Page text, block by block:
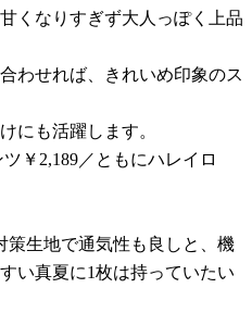
くなりすぎず大人っぽく上品
わせれば、きれいめ印象のス
にも活躍します。
￥2,189／ともにハレイロ
策生地で通気性も良しと、機
い真夏に1枚は持っていたい